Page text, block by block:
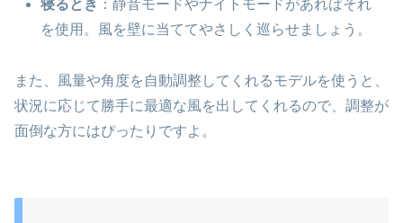
寝るとき ：静音モードやナイトモードがあればそれ
を使用。風を壁に当ててやさしく巡らせましょう。
また、風量や角度を自動調整してくれるモデルを使うと、
状況に応じて勝手に最適な風を出してくれるので、調整が
面倒な方にはぴったりですよ。